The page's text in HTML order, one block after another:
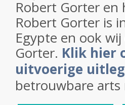
Robert Gorter en
Robert Gorter is
Egypte en ook
Gorter. Klik hier
uitvoerige uitleg
betrouwbare arts